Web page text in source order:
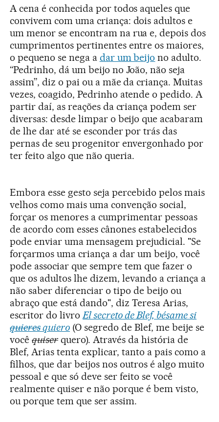
A cena é conhecida por todos aqueles que
convivem com uma criança: dois adultos e
um menor se encontram na rua e, depois dos
cumprimentos pertinentes entre os maiores,
o pequeno se nega a dar um beijo no adulto.
“Pedrinho, dá um beijo no João, não seja
assim”, diz o pai ou a mãe da criança. Muitas
vezes, coagido, Pedrinho atende o pedido. A
partir daí, as reações da criança podem ser
diversas: desde limpar o beijo que acabaram
de lhe dar até se esconder por trás das
pernas de seu progenitor envergonhado por
ter feito algo que não queria.
Embora esse gesto seja percebido pelos mais
velhos como mais uma convenção social,
forçar os menores a cumprimentar pessoas
de acordo com esses cânones estabelecidos
pode enviar uma mensagem prejudicial. "Se
forçarmos uma criança a dar um beijo, você
pode associar que sempre tem que fazer o
que os adultos lhe dizem, levando a criança a
não saber diferenciar o tipo de beijo ou
abraço que está dando", diz Teresa Arias,
escritor do livroEl secreto de Blef, bésame si
quieresquiero (O segredo de Blef, me beije se
você quiser quero). Através da história de
Blef, Arias tenta explicar, tanto a pais como a
filhos, que dar beijos nos outros é algo muito
pessoal e que só deve ser feito se você
realmente quiser e não porque é bem visto,
ou porque tem que ser assim.